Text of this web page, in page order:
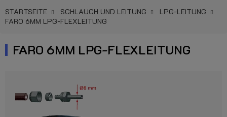
STARTSEITE SCHLAUCH UND LEITUNG
LPG-LEITUNG
FARO 6MM LPG-FLEXLEITUNG
FARO 6MM LPG-FLEXLEITUNG